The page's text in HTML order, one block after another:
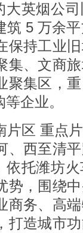
英烟公
筑 5 万余
保持工业
集、文商
聚集区，
企业。
片区 重点
、西至清
依托潍坊
势，围绕
商务、高
打造城市